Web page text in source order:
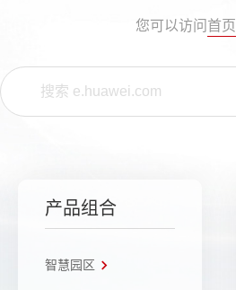
您可以访问 首页
产品组合
智慧园区